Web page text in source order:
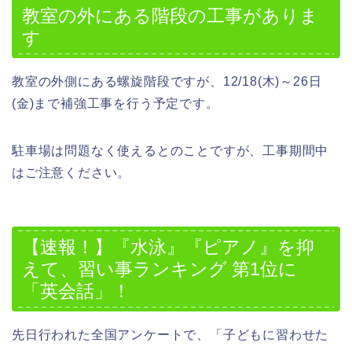
教室の外にある階段の工事がありま
す
教室の外側にある螺旋階段ですが、12/18(木)～26日
(金)まで補強工事を行う予定です。
駐車場は問題なく使えるとのことですが、工事期間中
はご注意ください。
【速報！】『水泳』『ピアノ』を抑
えて、習い事ランキング 第1位に
「英会話」！
先日行われた全国アンケートで、「子どもに習わせた